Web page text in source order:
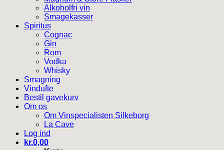
Alkoholfri vin
Smagekasser
Spiritus
Cognac
Gin
Rom
Vodka
Whisky
Smagning
Vindufte
Bestil gavekurv
Om os
Om Vinspecialisten Silkeborg
La Cave
Log ind
kr.0,00